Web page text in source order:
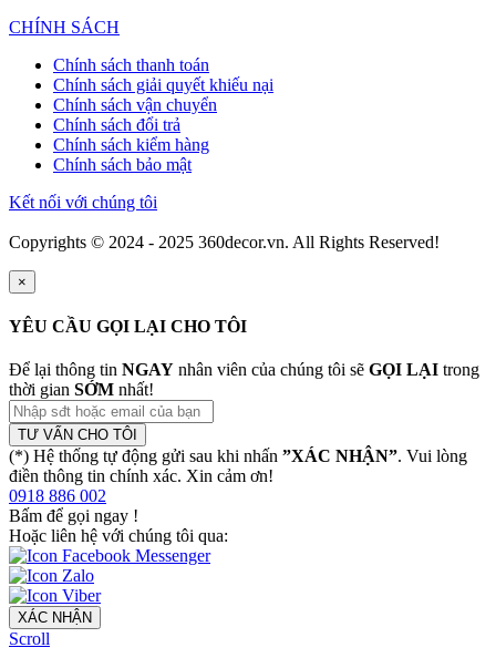
CHÍNH SÁCH
Chính sách thanh toán
Chính sách giải quyết khiếu nại
Chính sách vận chuyển
Chính sách đổi trả
Chính sách kiểm hàng
Chính sách bảo mật
Kết nối với chúng tôi
Copyrights © 2024 - 2025 360decor.vn. All Rights Reserved!
×
YÊU CẦU GỌI LẠI CHO TÔI
Để lại thông tin NGAY nhân viên của chúng tôi sẽ GỌI LẠI trong
thời gian SỚM nhất!
TƯ VẤN CHO TÔI
(*) Hệ thống tự động gửi sau khi nhấn ”XÁC NHẬN”. Vui lòng
điền thông tin chính xác. Xin cảm ơn!
0918 886 002
Bấm để gọi ngay !
Hoặc liên hệ với chúng tôi qua:
XÁC NHẬN
Scroll